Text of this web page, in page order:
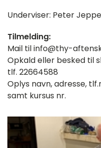
Underviser: Peter
Tilmelding:
Mail til info@thy-
Opkald eller besked til
tlf. 22664588
Oplys navn, adresse,
samt kursus nr.